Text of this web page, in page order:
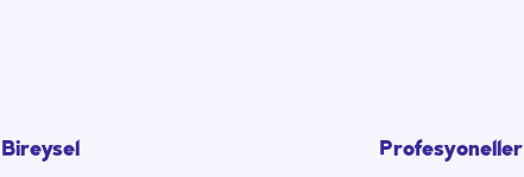
Bireysel Profesyoneller